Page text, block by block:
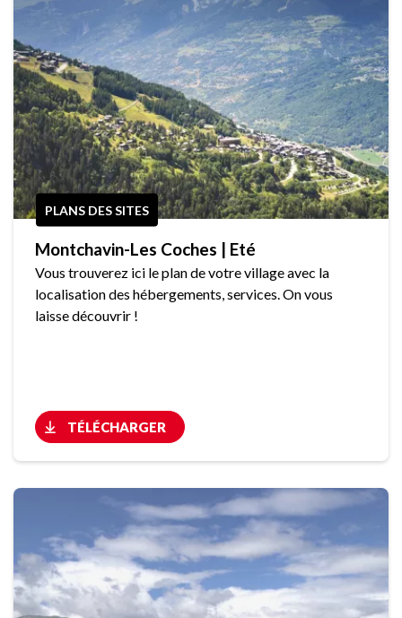
PLANS DES SITES
Montchavin-Les Coches | Eté
Vous trouverez ici le plan de votre village avec la
localisation des hébergements, services. On vous
laisse découvrir !
TÉLÉCHARGER